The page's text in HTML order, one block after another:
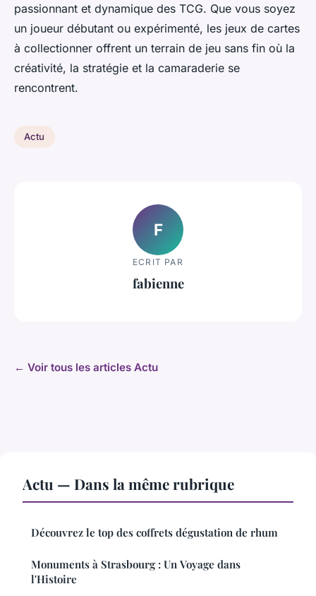
passionnant et dynamique des TCG. Que vous soyez
un joueur débutant ou expérimenté, les jeux de cartes
à collectionner offrent un terrain de jeu sans fin où la
créativité, la stratégie et la camaraderie se
rencontrent.
Actu
F
ECRIT PAR
fabienne
← Voir tous les articles Actu
Actu — Dans la même rubrique
Découvrez le top des coffrets dégustation de rhum
Monuments à Strasbourg : Un Voyage dans
l'Histoire